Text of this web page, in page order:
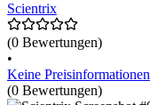
Scientrix
(0 Bewertungen)
•
Keine Preisinformationen
(0 Bewertungen)